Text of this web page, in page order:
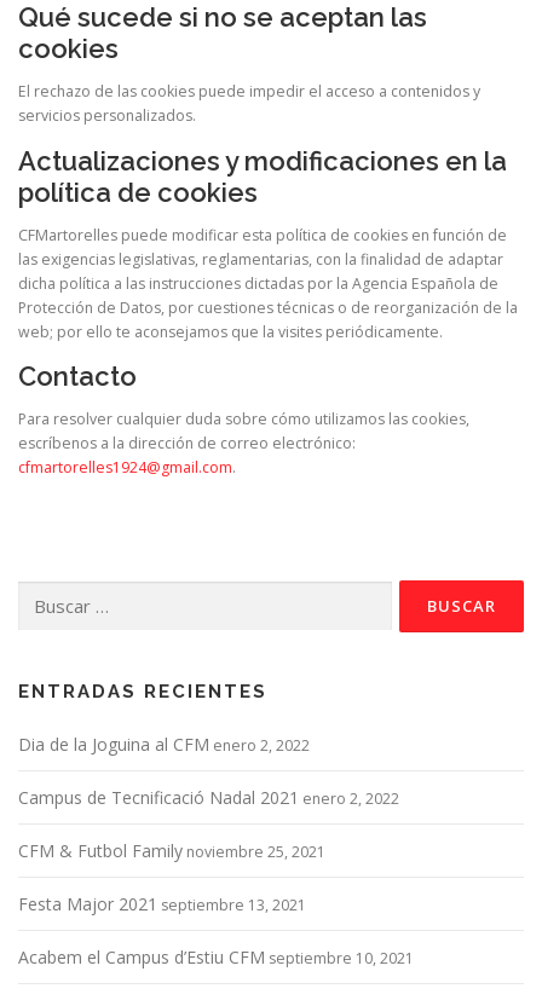
Qué sucede si no se aceptan las
cookies
El rechazo de las cookies puede impedir el acceso a contenidos y
servicios personalizados.
Actualizaciones y modificaciones en la
política de cookies
CFMartorelles puede modificar esta política de cookies en función de
las exigencias legislativas, reglamentarias, con la finalidad de adaptar
dicha política a las instrucciones dictadas por la Agencia Española de
Protección de Datos, por cuestiones técnicas o de reorganización de la
web; por ello te aconsejamos que la visites periódicamente.
Contacto
Para resolver cualquier duda sobre cómo utilizamos las cookies,
escríbenos a la dirección de correo electrónico:
cfmartorelles1924@gmail.com.
ENTRADAS RECIENTES
Dia de la Joguina al CFM enero 2, 2022
Campus de Tecnificació Nadal 2021 enero 2, 2022
CFM & Futbol Family noviembre 25, 2021
Festa Major 2021 septiembre 13, 2021
Acabem el Campus d’Estiu CFM septiembre 10, 2021